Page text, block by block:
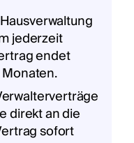
jederzeit
endet
direkt an die
sofort